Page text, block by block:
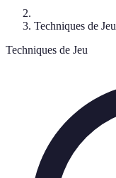
Techniques de Jeu
Techniques de Jeu